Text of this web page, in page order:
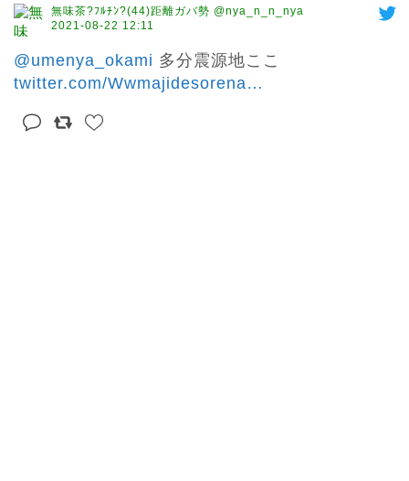
無味茶?ﾌﾙﾁﾝ?(44)距離ガバ勢 @nya_n_n_nya
2021-08-22 12:11
@umenya_okami
twitter.com/Wwmajidesorena…